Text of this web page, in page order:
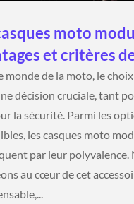
moto
et critères
monde de la moto, le
décision cruciale, tant
la sécurité. Parmi les
les casques moto
par leur polyvalence.
au cœur de cet